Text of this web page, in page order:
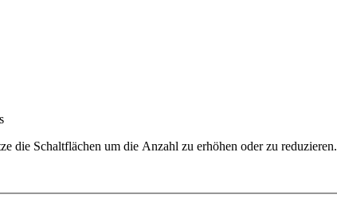
die Schaltflächen um die Anzahl zu erhöhen oder zu reduzieren.